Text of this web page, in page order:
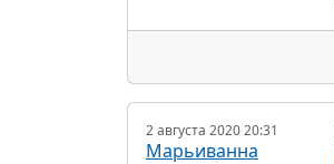
2 августа 2020 20:31
Марьиванна